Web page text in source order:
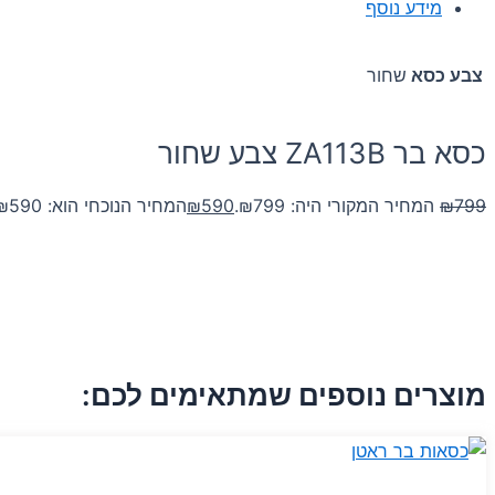
מידע נוסף
צבע כסא שחור
כסא בר ZA113B צבע שחור
₪799 המחיר המקורי היה: ₪799. ₪590 המחיר הנוכחי הוא: ₪590.
מוצרים נוספים שמתאימים לכם: